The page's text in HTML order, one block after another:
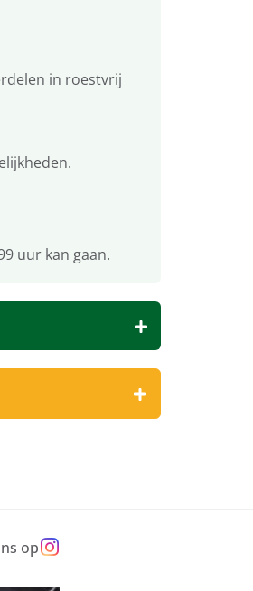
in roestvrij
uur kan gaan.
op